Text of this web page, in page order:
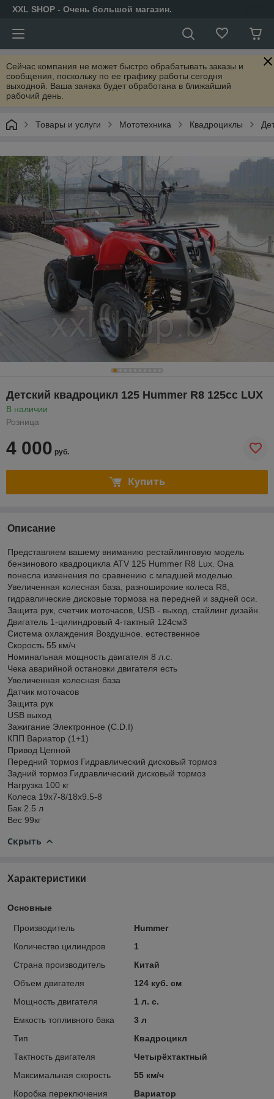
XXL SHOP - Очень большой магазин.
Сейчас компания не может быстро обрабатывать заказы и
сообщения, поскольку по ее графику работы сегодня
выходной. Ваша заявка будет обработана в ближайший
рабочий день.
Товары и услуги Мототехника Квадроциклы
Детский квадроцикл 125 Hummer R8 125cc LUX
В наличии
Розница
4 000 руб.
Купить
Описание
Представляем вашему вниманию рестайлинговую модель
бензинового квадроцикла ATV 125 Hummer R8 Lux. Она
понесла изменения по сравнению с младшей моделью.
Увеличенная колесная база, разноширокие колеса R8,
гидравлические дисковые тормоза на передней и задней оси.
Защита рук, счетчик моточасов, USB - выход, стайлинг дизайн.
Двигатель 1-цилиндровый 4-тактный 124см3
Система охлаждения Воздушное. естественное
Скорость 55 км/ч
Номинальная мощность двигателя 8 л.с.
Чека аварийной остановки двигателя есть
Увеличенная колесная база
Датчик моточасов
Защита рук
USB выход
Зажигание Электронное (C.D.I)
КПП Вариатор (1+1)
Привод Цепной
Передний тормоз Гидравлический дисковый тормоз
Задний тормоз Гидравлический дисковый тормоз
Нагрузка 100 кг
Колеса 19x7-8/18x9.5-8
Бак 2.5 л
Вес 99кг
Скрыть
Характеристики
Основные
Производитель
Hummer
Количество цилиндров
1
Страна производитель
Китай
Объем двигателя
124 куб. см
Мощность двигателя
1 л. с.
Емкость топливного бака
3 л
Тип
Квадроцикл
Тактность двигателя
Четырёхтактный
Максимальная скорость
55 км/ч
Коробка переключения
Вариатор